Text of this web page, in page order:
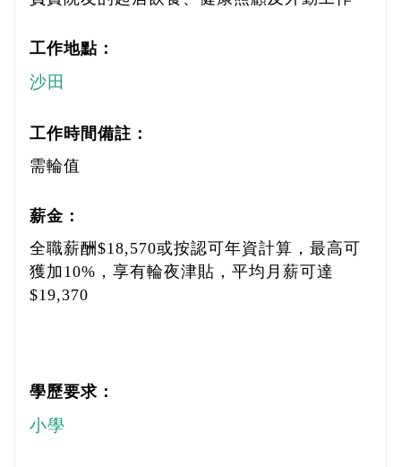
工作地點：
沙田
工作時間備註：
需輪值
薪金：
全職薪酬$18,570或按認可年資計算，最高可
獲加10%，享有輪夜津貼，平均月薪可達
$19,370
學歷要求：
小學